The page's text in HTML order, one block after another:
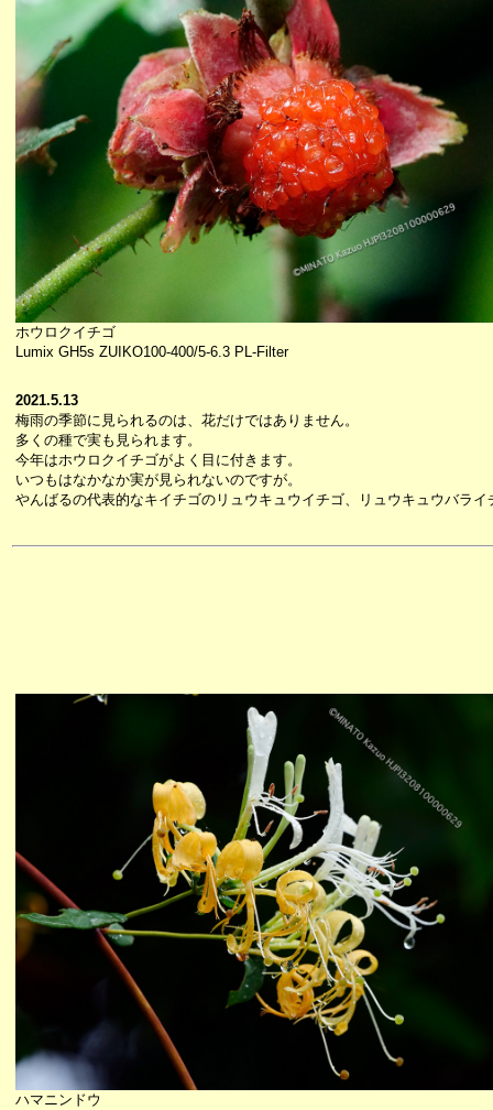
ホウロクイチゴ
Lumix GH5s ZUIKO100-400/5-6.3 PL-Filter
2021.5.13
梅雨の季節に見られるのは、花だけではありません。
多くの種で実も見られます。
今年はホウロクイチゴがよく目に付きます。
いつもはなかなか実が見られないのですが。
やんばるの代表的なキイチゴのリュウキュウイチゴ、リュウキュウバラ
ハマニンドウ